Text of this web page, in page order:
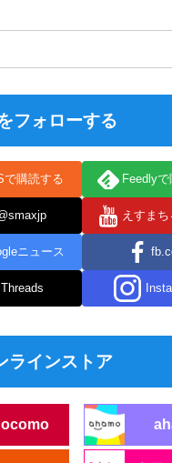
フォローする
で購読する Feedly
えすま
ニュース
Threads
ラインストア